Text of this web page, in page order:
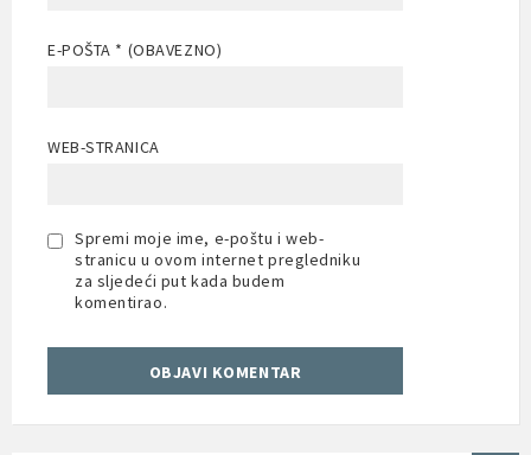
E-POŠTA * (OBAVEZNO)
WEB-STRANICA
Spremi moje ime, e-poštu i web-
stranicu u ovom internet pregledniku
za sljedeći put kada budem
komentirao.